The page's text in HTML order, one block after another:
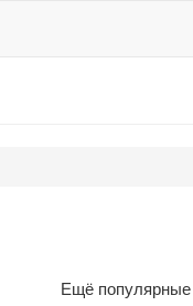
Ещё популярные